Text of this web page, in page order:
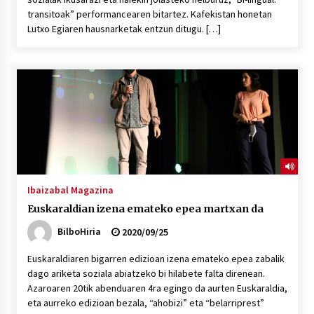
transitoak” performancearen bitartez. Kafekistan honetan
Lutxo Egiaren hausnarketak entzun ditugu. […]
Ibaizabal Magazina
Euskaraldian izena emateko epea martxan da
BilboHiria
2020/09/25
Euskaraldiaren bigarren edizioan izena emateko epea zabalik
dago ariketa soziala abiatzeko bi hilabete falta direnean.
Azaroaren 20tik abenduaren 4ra egingo da aurten Euskaraldia,
eta aurreko edizioan bezala, “ahobizi” eta “belarriprest”